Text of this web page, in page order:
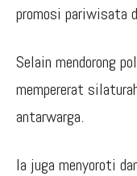
promosi pariwisata
Selain mendorong
mempererat
antarwarga.
Ia juga menyoroti